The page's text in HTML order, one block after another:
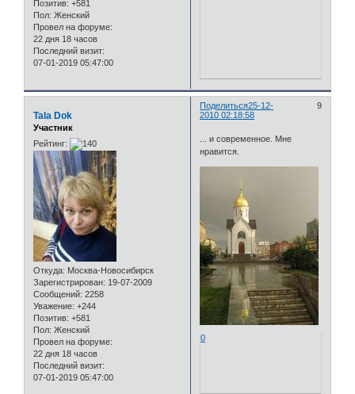
Позитив: +581
Пол: Женский
Провел на форуме:
22 дня 18 часов
Последний визит:
07-01-2019 05:47:00
Поделиться 9
25-12-
2010 02:18:58
Tala Dok
Участник
Рейтинг:
Откуда: Москва-Новосибирск
Зарегистрирован: 19-07-2009
Сообщений: 2258
Уважение: +244
Позитив: +581
Пол: Женский
Провел на форуме:
22 дня 18 часов
Последний визит:
07-01-2019 05:47:00
... и современное. Мне
нравится.
0